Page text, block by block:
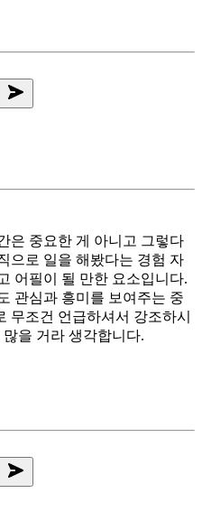
은 중요한 게 아니고 그렇다
으로 일을 해봤다는 경험 자
어필이 될 만한 요소입니다.
관심과 흥미를 보여주는 중
무조건 언급하셔서 강조하시
을 거라 생각합니다.